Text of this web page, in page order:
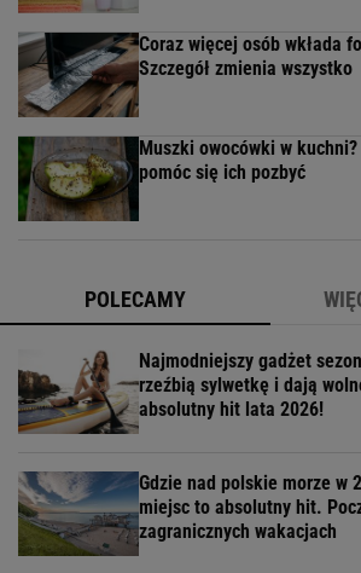
Coraz więcej osób wkłada
Szczegół zmienia wszystko
Muszki owocówki w
pomóc się ich pozbyć
POLECAMY
Najmodniejszy gadżet
rzeźbią sylwetkę i dają
absolutny hit lata 2026!
Gdzie nad polskie morze w
miejsc to absolutny hit.
zagranicznych wakacjach